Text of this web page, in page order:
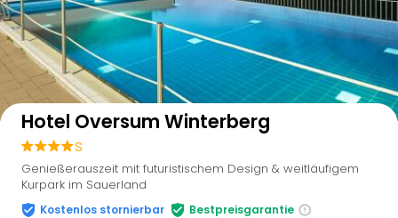
Auf der Karte anzeigen
Hotel Oversum Winterberg
s
Genießerauszeit mit futuristischem Design & weitläufigem
Kurpark im Sauerland
Kostenlos stornierbar Bestpreisgarantie